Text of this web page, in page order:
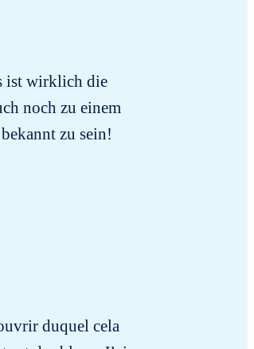
ist wirklich die
noch zu einem
zu sein!
duquel cela